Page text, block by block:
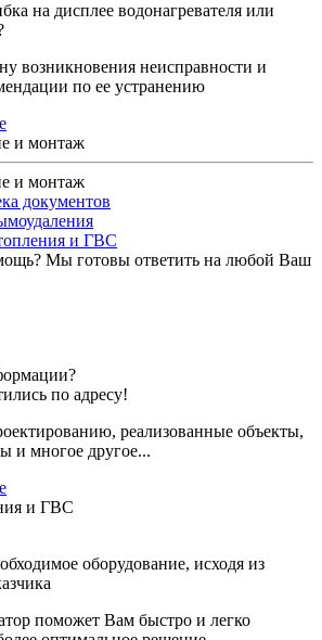
на дисплее водонагревателя или
возникновения неисправности и
по ее устранению
и монтаж
и монтаж
документов
и ГВС
Мы готовы ответить на любой Ваш
по адресу!
реализованные объекты,
и многое другое...
и ГВС
оборудование, исходя из
поможет Вам быстро и легко